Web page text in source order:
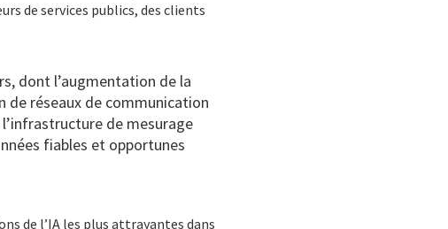
de services publics, des clients
dont l’augmentation de la
de réseaux de communication
de mesurage
fiables et opportunes
de l’IA les plus attrayantes dans